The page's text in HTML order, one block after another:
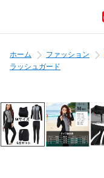
ホーム ファッション
ラッシュガード